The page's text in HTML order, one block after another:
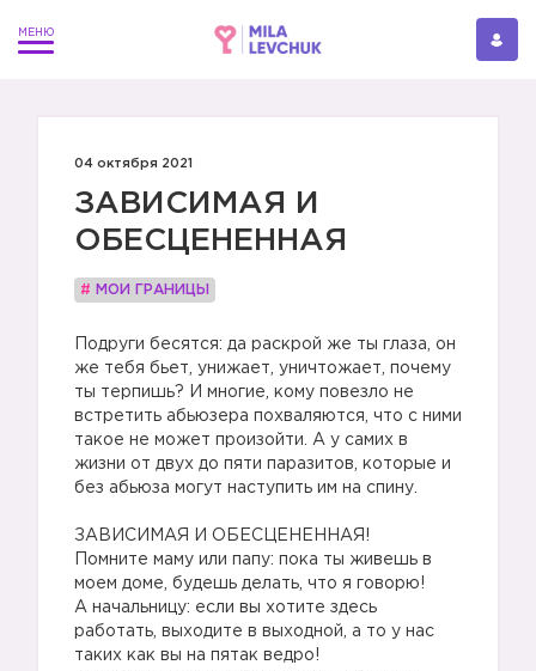
04 октября 2021
ЗАВИСИМАЯ И
ОБЕСЦЕНЕННАЯ
# МОИ ГРАНИЦЫ
Подруги бесятся: да раскрой же ты глаза, он
же тебя бьет, унижает, уничтожает, почему
ты терпишь? И многие, кому повезло не
встретить абьюзера похваляются, что с ними
такое не может произойти. А у самих в
жизни от двух до пяти паразитов, которые и
без абьюза могут наступить им на спину.
ЗАВИСИМАЯ И ОБЕСЦЕНЕННАЯ!
Помните маму или папу: пока ты живешь в
моем доме, будешь делать, что я говорю!
А начальницу: если вы хотите здесь
работать, выходите в выходной, а то у нас
таких как вы на пятак ведро!